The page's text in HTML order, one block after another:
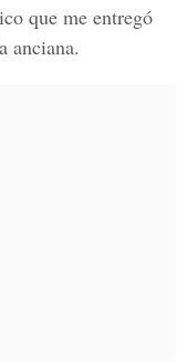
que me entregó
anciana.